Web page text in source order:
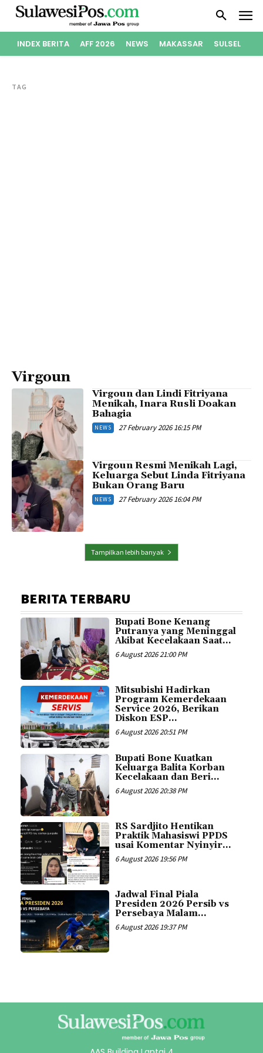
INDEX BERITA AFF 2026 NEWS MAKASSAR SULSEL
TAG
Virgoun
Virgoun dan Lindi Fitriyana
Menikah, Inara Rusli Doakan
Bahagia
NEWS 27 February 2026 16:15 PM
Virgoun Resmi Menikah Lagi,
Keluarga Sebut Linda Fitriyana
Bukan Orang Baru
NEWS 27 February 2026 16:04 PM
Tampilkan lebih banyak
BERITA TERBARU
Bupati Bone Kenang
Putranya yang Meninggal
Akibat Kecelakaan Saat...
6 August 2026 21:00 PM
Mitsubishi Hadirkan
Program Kemerdekaan
Service 2026, Berikan
Diskon ESP...
6 August 2026 20:51 PM
Bupati Bone Kuatkan
Keluarga Balita Korban
Kecelakaan dan Beri...
6 August 2026 20:38 PM
RS Sardjito Hentikan
Praktik Mahasiswi PPDS
usai Komentar Nyinyir...
6 August 2026 19:56 PM
Jadwal Final Piala
Presiden 2026 Persib vs
Persebaya Malam...
6 August 2026 19:37 PM